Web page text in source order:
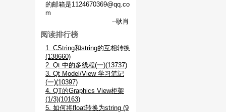
的邮箱是1124670369@qq.co
m
--耿肖
阅读排行榜
1. CString和string的互相转换
(138660)
2. Qt 中的多线程(一)(13737)
3. Qt Model/View 学习笔记
(一)(10397)
4. QT的Graphics View柜架
(1/3)(10163)
5. 如何将float转换为string (9